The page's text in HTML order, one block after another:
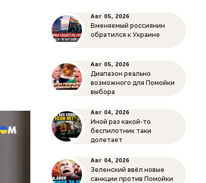
Авг 05, 2026
Вменяемый россиянин
обратился к Украине
Авг 05, 2026
Диапазон реально
возможного для Помойки
выбора
Авг 04, 2026
Иной раз какой-то
беспилотник таки
долетает
Авг 04, 2026
Зеленский ввёл новые
санкции против Помойки